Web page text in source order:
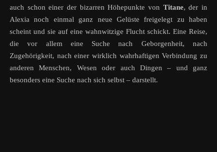
auch schon einer der bizarren Höhepunkte von Titane, der in
Alexia noch einmal ganz neue Gelüste freigelegt zu haben
scheint und sie auf eine wahnwitzige Flucht schickt. Eine Reise,
die vor allem eine Suche nach Geborgenheit, nach
Zugehörigkeit, nach einer wirklich wahrhaftigen Verbindung zu
anderen Menschen, Wesen oder auch Dingen – und ganz
besonders eine Suche nach sich selbst – darstellt.